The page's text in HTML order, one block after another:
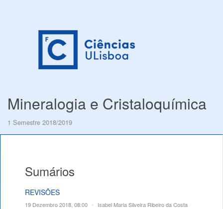
Mineralogia e Cristaloquímica
1 Semestre 2018/2019
Sumários
REVISÕES
19 Dezembro 2018, 08:00 • Isabel Maria Silveira Ribeiro da Costa